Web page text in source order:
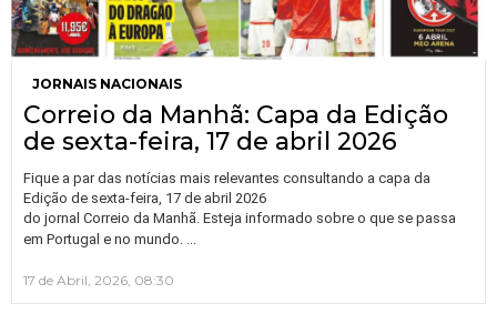
JORNAIS NACIONAIS
Correio da Manhã: Capa da Edição
de sexta-feira, 17 de abril 2026
Fique a par das notícias mais relevantes consultando a capa da
Edição de sexta-feira, 17 de abril 2026
do jornal Correio da Manhã. Esteja informado sobre o que se passa
em Portugal e no mundo.
17 de Abril, 2026, 08:30